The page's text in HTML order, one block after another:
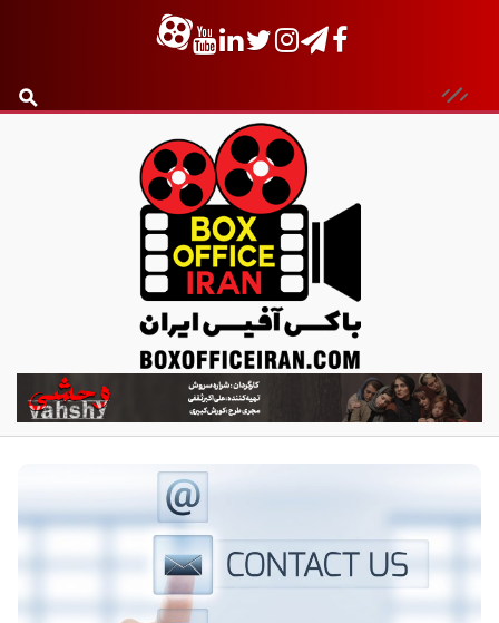
ب
ا
ک
س